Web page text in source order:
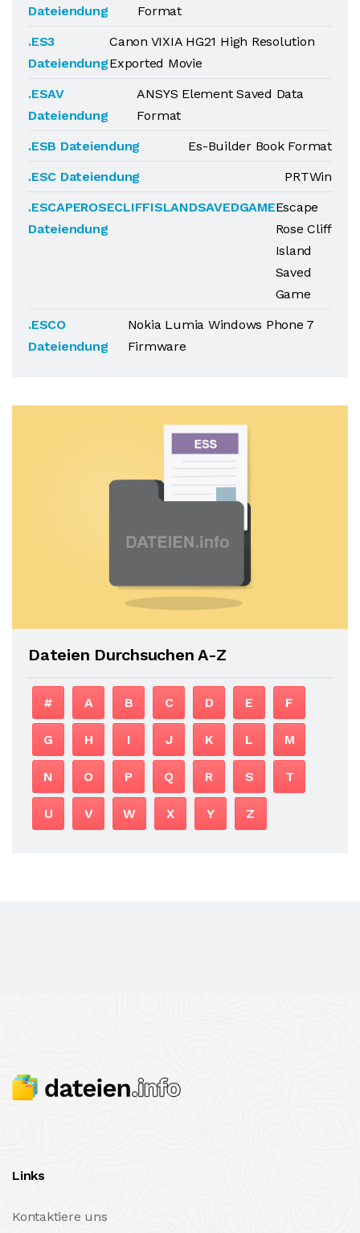
Dateiendung
Format
.ES3
Dateiendung
Canon VIXIA HG21 High Resolution
Exported Movie
.ESAV
Dateiendung
ANSYS Element Saved Data
Format
.ESB Dateiendung
Es-Builder Book Format
.ESC Dateiendung
PRTWin
.ESCAPEROSECLIFFISLANDSAVEDGAME
Dateiendung
Escape
Rose Cliff
Island
Saved
Game
.ESCO
Dateiendung
Nokia Lumia Windows Phone 7
Firmware
Dateien Durchsuchen A-Z
# A B C D E F
G H I J K L M
N O P Q R S T
U V W X Y Z
Links
Kontaktiere uns